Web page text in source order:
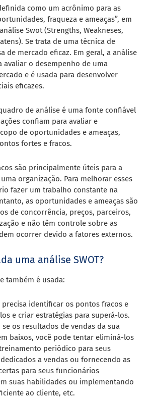
como um acrônimo para as
fraqueza e ameaças”, em
Swot (Strengths, Weakneses,
Se trata de uma técnica de
de mercado eficaz. Em geral, a análise
avaliar o desempenho de uma
e é usada para desenvolver
eficazes.
de análise é uma fonte confiável
confiam para avaliar e
de oportunidades e ameaças,
fortes e fracos.
são principalmente úteis para a
organização. Para melhorar esses
fazer um trabalho constante na
as oportunidades e ameaças são
de concorrência, preços, parceiros,
e não têm controle sobre as
ocorrer devido a fatores externos.
uma análise SWOT?
também é usada:
precisa identificar os pontos fracos e
e criar estratégias para superá-los.
se os resultados de vendas da sua
baixos, você pode tentar eliminá-los
periódico para seus
a vendas ou fornecendo as
para seus funcionários
suas habilidades ou implementando
ao cliente, etc.